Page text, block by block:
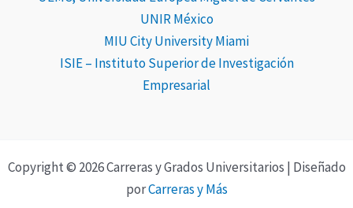
UNIR México
MIU City University Miami
ISIE – Instituto Superior de Investigación
Empresarial
Copyright © 2026 Carreras y Grados Universitarios | Diseñado
porCarreras y Más